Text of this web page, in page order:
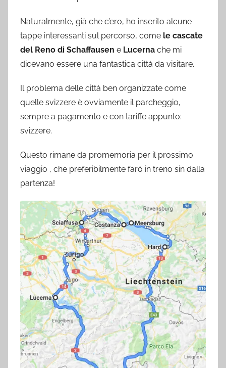
Naturalmente, già che c’ero, ho inserito alcune
tappe interessanti sul percorso, come le cascate
del Reno di Schaffausen e Lucerna che mi
dicevano essere una fantastica città da visitare.
Il problema delle città ben organizzate come
quelle svizzere è ovviamente il parcheggio,
sempre a pagamento e con tariffe appunto:
svizzere.
Questo rimane da promemoria per il prossimo
viaggio , che preferibilmente farò in treno sin dalla
partenza!